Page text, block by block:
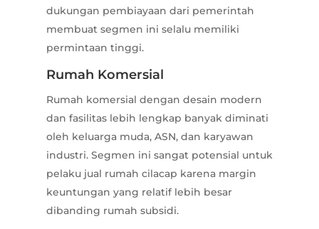
dukungan pembiayaan dari pemerintah
membuat segmen ini selalu memiliki
permintaan tinggi.
Rumah Komersial
Rumah komersial dengan desain modern
dan fasilitas lebih lengkap banyak diminati
oleh keluarga muda, ASN, dan karyawan
industri. Segmen ini sangat potensial untuk
pelaku jual rumah cilacap karena margin
keuntungan yang relatif lebih besar
dibanding rumah subsidi.